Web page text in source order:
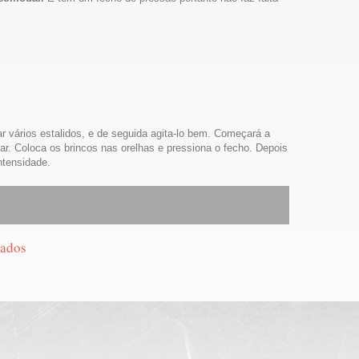
vários estalidos, e de seguida agita-lo bem. Começará a
Coloca os brincos nas orelhas e pressiona o fecho. Depois